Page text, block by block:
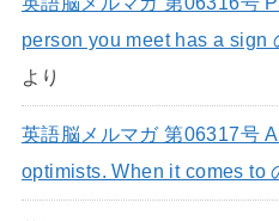
person you meet has a sign
より
英語脳メルマガ 第06317号
optimists. When it comes to